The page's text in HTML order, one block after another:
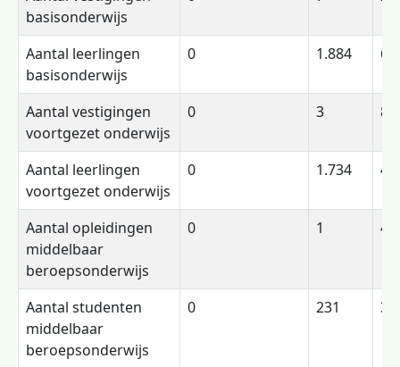
basisonderwijs
Aantal leerlingen
basisonderwijs
0 1.884
Aantal vestigingen
voortgezet onderwijs
0 3 8
Aantal leerlingen
voortgezet onderwijs
0 1.734
Aantal opleidingen
middelbaar
beroepsonderwijs
0 1 4
Aantal studenten
middelbaar
beroepsonderwijs
0 231